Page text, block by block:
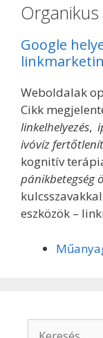
Google
Weboldalak
Cikk
linkelhelyezés,
ivóvíz
kognitív
pánikbetegség
eszközök –